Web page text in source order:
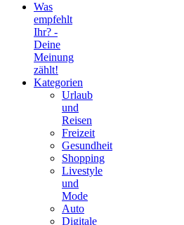
Was
empfehlt
Ihr? -
Deine
Meinung
zählt!
Kategorien
Urlaub
und
Reisen
Freizeit
Gesundheit
Shopping
Livestyle
und
Mode
Auto
Digitale